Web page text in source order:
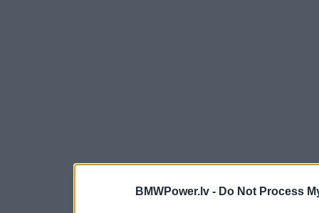
BMWPower.lv - Do Not Process